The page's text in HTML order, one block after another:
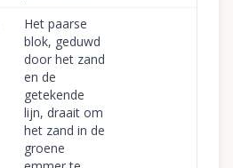
Het paarse
blok, geduwd
door het zand
en de
getekende
lijn, draait om
het zand in de
groene